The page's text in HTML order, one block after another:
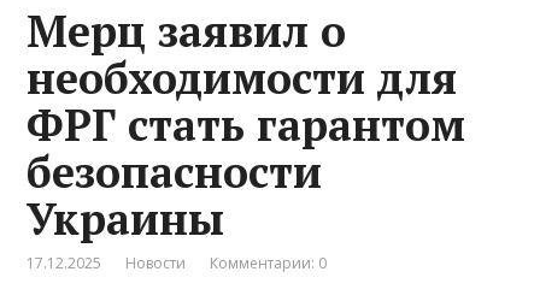
Мерц заявил о
необходимости для
ФРГ стать гарантом
безопасности
Украины
17.12.2025 Новости Комментарии: 0